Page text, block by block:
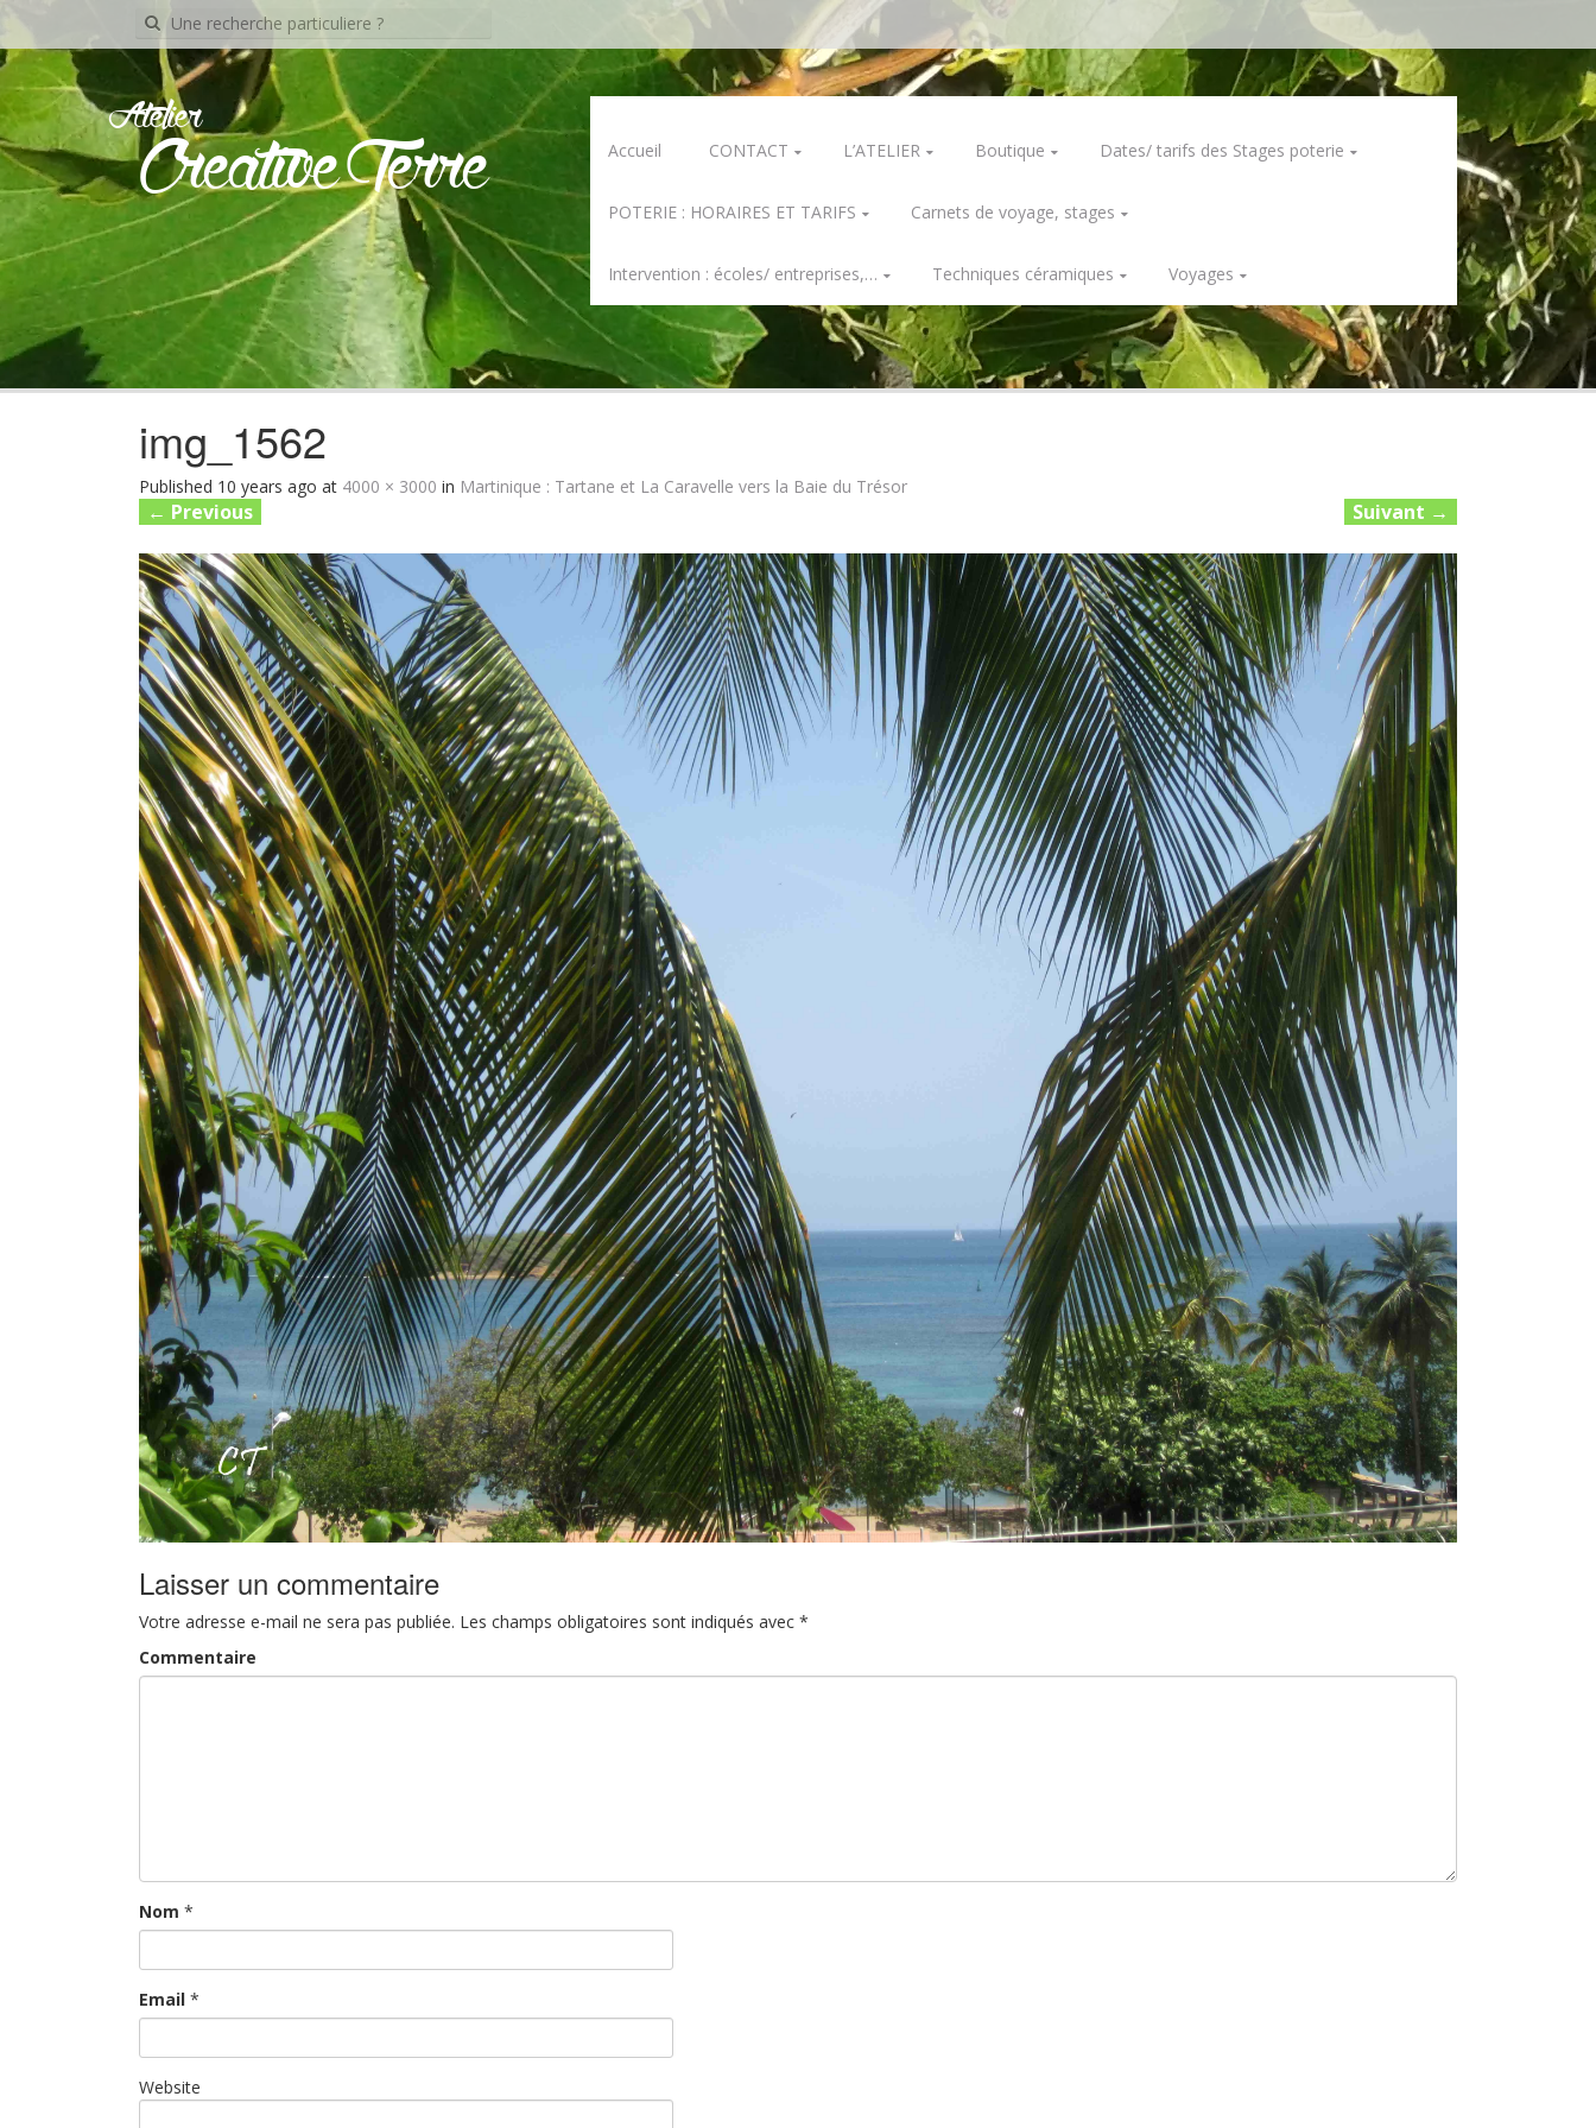
Recherche
pour:
Atelier
Creative Terre
Skip
Accueil CONTACT L’ATELIER Boutique Dates/ tarifs des Stages poterie
POTERIE : HORAIRES ET TARIFS Carnets de voyage, stages
Intervention : écoles/ entreprises,… Techniques céramiques Voyages
img_1562
Published 10 years ago at 4000 × 3000 in Martinique : Tartane et La Caravelle vers la Baie du Trésor
← Previous Suivant →
Laisser un commentaire
Votre adresse e-mail ne sera pas publiée. Les champs obligatoires sont indiqués avec *
Commentaire
Nom *
Email *
Website